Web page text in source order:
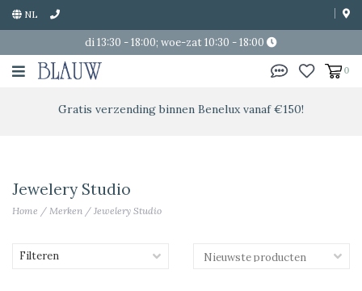
NL
di 13:30 - 18:00; woe-zat 10:30 - 18:00
0
Gratis verzending binnen Benelux vanaf €150!
Jewelery Studio
Home / Merken / Jewelery Studio
Filteren